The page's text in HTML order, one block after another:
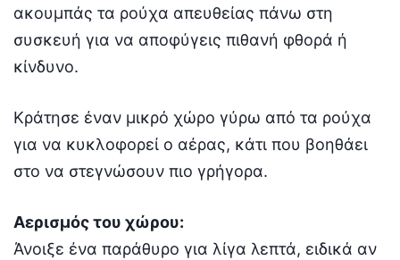
ακουμπάς τα ρούχα απευθείας πάνω στη
συσκευή για να αποφύγεις πιθανή φθορά ή
κίνδυνο.
Κράτησε έναν μικρό χώρο γύρω από τα ρούχα
για να κυκλοφορεί ο αέρας, κάτι που βοηθάει
στο να στεγνώσουν πιο γρήγορα.
Αερισμός του χώρου:
Άνοιξε ένα παράθυρο για λίγα λεπτά, ειδικά αν